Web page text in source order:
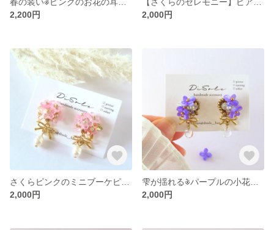
2,200円
2,000円
2,000円
2,000円